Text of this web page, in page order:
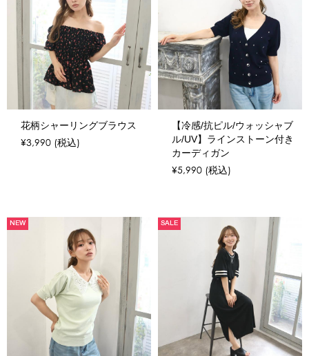
花柄シャーリングブラウス
¥3,990 (税込)
【冷感/抗ピル/ウォッシャブ
ル/UV】ラインストーン付き
カーディガン
¥5,990 (税込)
NEW SALE